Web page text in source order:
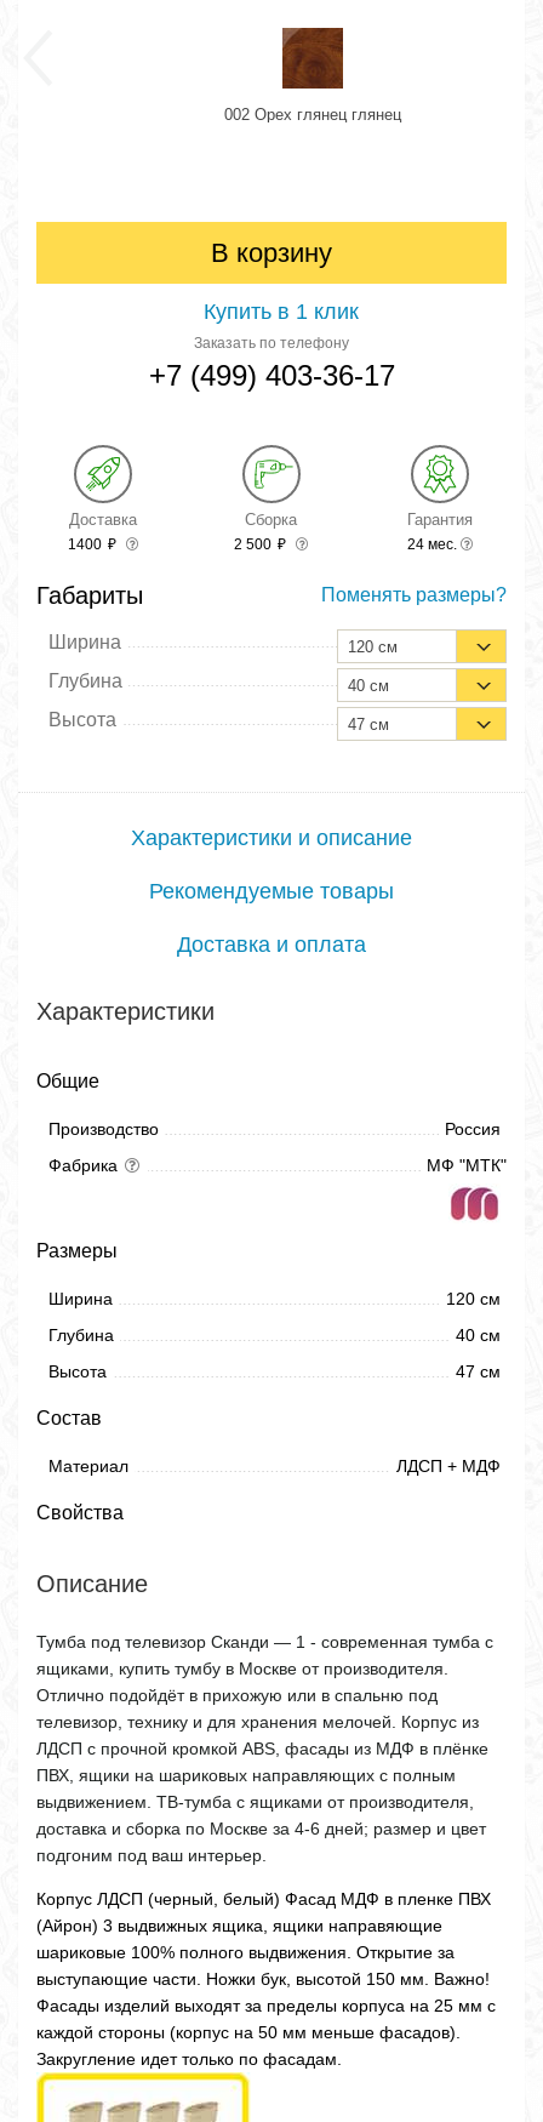
002 Орех глянец глянец
В корзину
Купить в 1 клик
Заказать по телефону
+7 (499) 403-36-17
Доставка
1400 ₽
Сборка
2 500 ₽
Гарантия
24 мес.
Габариты Поменять размеры?
Ширина 120 см
Глубина 40 см
Высота 47 см
Характеристики и описание
Рекомендуемые товары
Доставка и оплата
Характеристики
Общие
Производство
Россия
Фабрика
МФ "МТК"
Размеры
Ширина
120 см
Глубина
40 см
Высота
47 см
Состав
Материал ЛДСП + МДФ
Свойства
Описание
Тумба под телевизор Сканди — 1 - современная тумба с
ящиками, купить тумбу в Москве от производителя.
Отлично подойдёт в прихожую или в спальню под
телевизор, технику и для хранения мелочей. Корпус из
ЛДСП с прочной кромкой ABS, фасады из МДФ в плёнке
ПВХ, ящики на шариковых направляющих с полным
выдвижением. ТВ-тумба с ящиками от производителя,
доставка и сборка по Москве за 4-6 дней; размер и цвет
подгоним под ваш интерьер.
Корпус ЛДСП (черный, белый) Фасад МДФ в пленке ПВХ
(Айрон) 3 выдвижных ящика, ящики направяющие
шариковые 100% полного выдвижения. Открытие за
выступающие части. Ножки бук, высотой 150 мм. Важно!
Фасады изделий выходят за пределы корпуса на 25 мм с
каждой стороны (корпус на 50 мм меньше фасадов).
Закругление идет только по фасадам.